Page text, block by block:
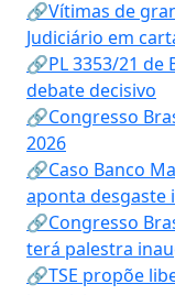
🔗Vítimas de
Judiciário em
🔗PL 3353/21 de
debate decisivo
🔗Congresso
2026
🔗Caso Banco
aponta desgaste
🔗Congresso
terá palestra
🔗TSE propõe